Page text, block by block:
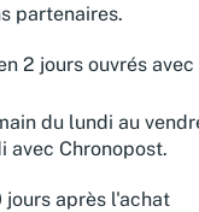
partenaires.
2 jours ouvrés
du lundi au
avec Chronopost.
jours après l'achat